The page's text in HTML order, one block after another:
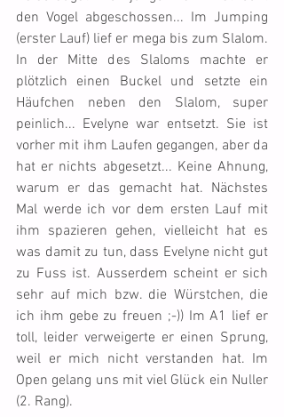
den Vogel abgeschossen... Im Jumping
(erster Lauf) lief er mega bis zum Slalom.
In der Mitte des Slaloms machte er
plötzlich einen Buckel und setzte ein
Häufchen neben den Slalom, super
peinlich... Evelyne war entsetzt. Sie ist
vorher mit ihm Laufen gegangen, aber da
hat er nichts abgesetzt... Keine Ahnung,
warum er das gemacht hat. Nächstes
Mal werde ich vor dem ersten Lauf mit
ihm spazieren gehen, vielleicht hat es
was damit zu tun, dass Evelyne nicht gut
zu Fuss ist. Ausserdem scheint er sich
sehr auf mich bzw. die Würstchen, die
ich ihm gebe zu freuen ;-)) Im A1 lief er
toll, leider verweigerte er einen Sprung,
weil er mich nicht verstanden hat. Im
Open gelang uns mit viel Glück ein Nuller
(2. Rang).